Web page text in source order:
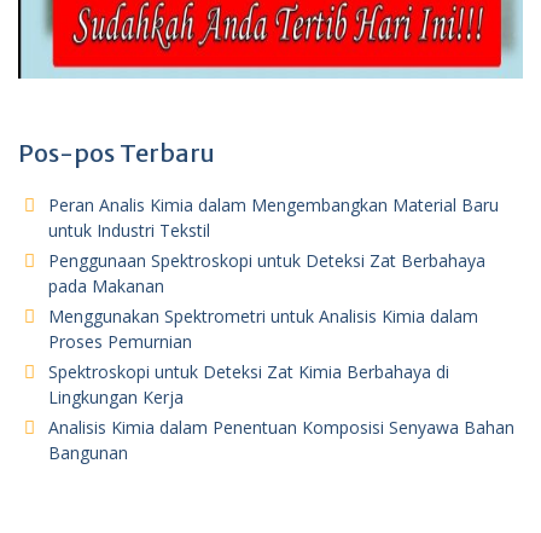
Pos-pos Terbaru
Peran Analis Kimia dalam Mengembangkan Material Baru
untuk Industri Tekstil
Penggunaan Spektroskopi untuk Deteksi Zat Berbahaya
pada Makanan
Menggunakan Spektrometri untuk Analisis Kimia dalam
Proses Pemurnian
Spektroskopi untuk Deteksi Zat Kimia Berbahaya di
Lingkungan Kerja
Analisis Kimia dalam Penentuan Komposisi Senyawa Bahan
Bangunan